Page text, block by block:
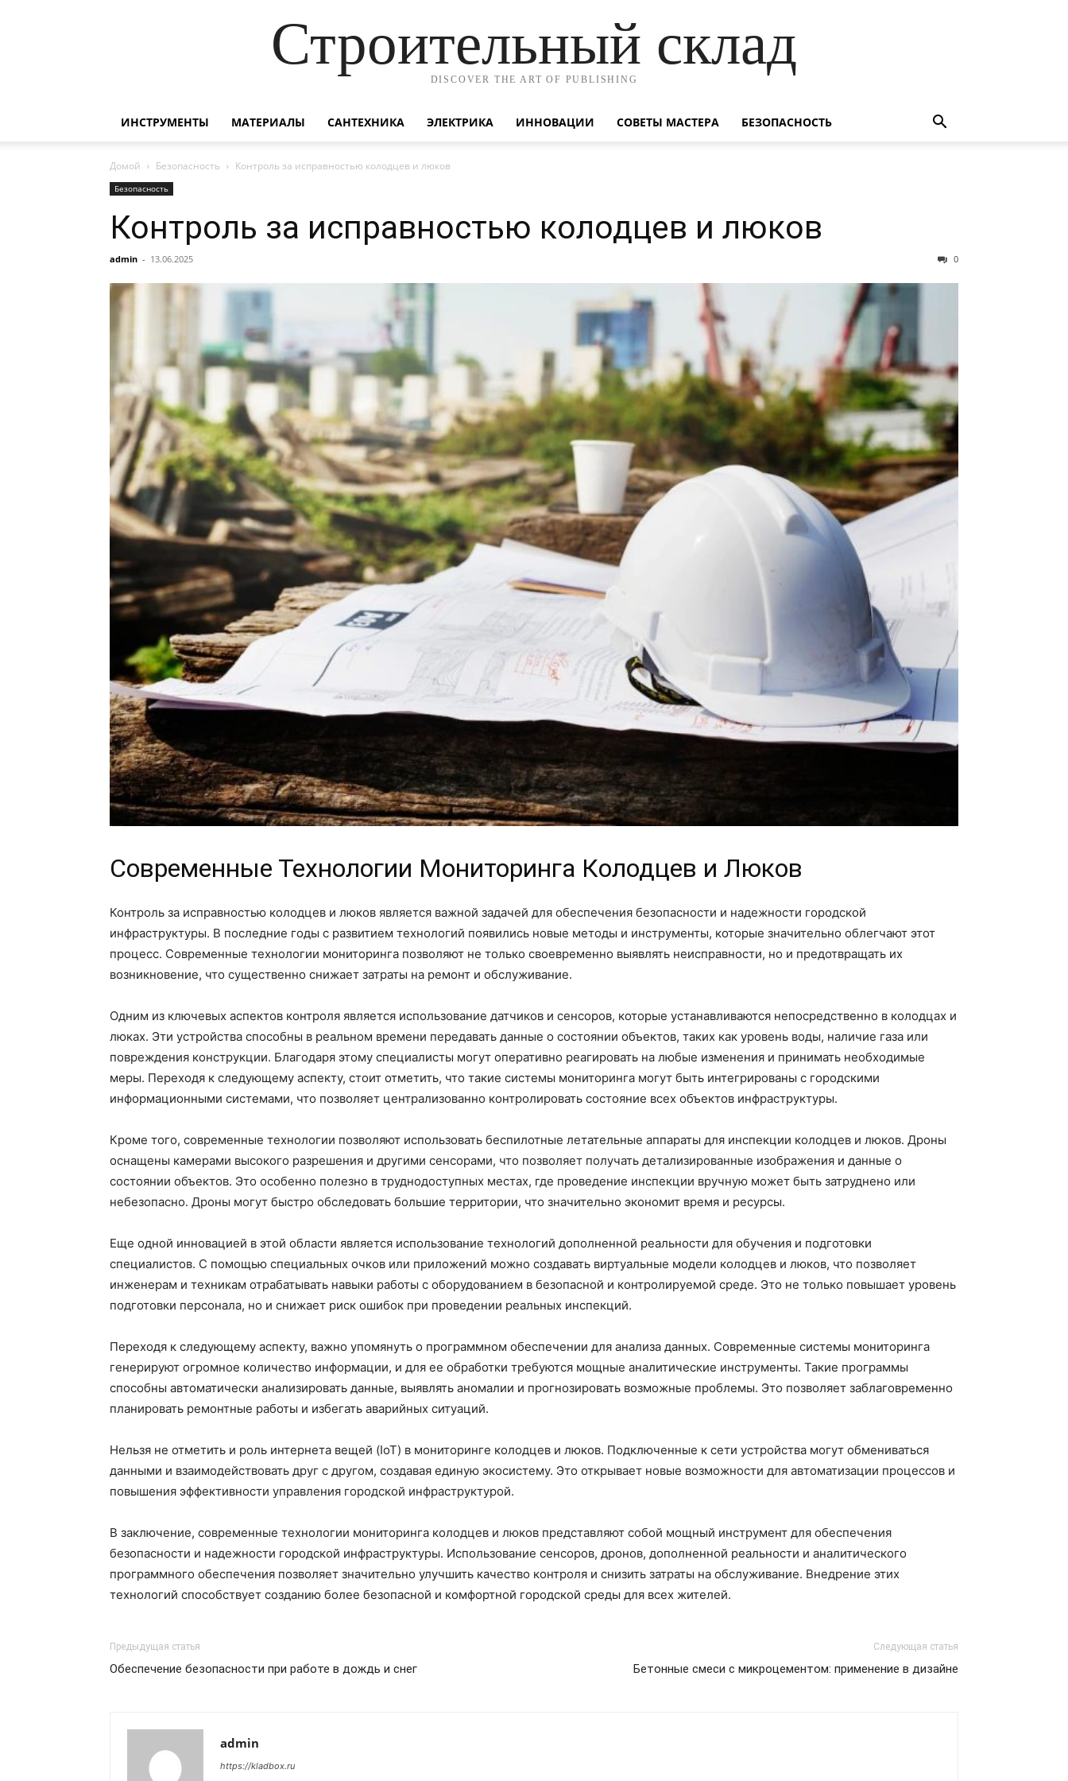
Строительный склад
DISCOVER THE ART OF PUBLISHING
ИНСТРУМЕНТЫ МАТЕРИАЛЫ САНТЕХНИКА ЭЛЕКТРИКА ИННОВАЦИИ СОВЕТЫ МАСТЕРА БЕЗОПАСНОСТЬ
Домой Безопасность Контроль за исправностью колодцев и люков
Безопасность
Контроль за исправностью колодцев и люков
admin - 13.06.2025 0
Современные Технологии Мониторинга Колодцев и Люков
Контроль за исправностью колодцев и люков является важной задачей для обеспечения безопасности и надежности городской
инфраструктуры. В последние годы с развитием технологий появились новые методы и инструменты, которые значительно облегчают этот
процесс. Современные технологии мониторинга позволяют не только своевременно выявлять неисправности, но и предотвращать их
возникновение, что существенно снижает затраты на ремонт и обслуживание.
Одним из ключевых аспектов контроля является использование датчиков и сенсоров, которые устанавливаются непосредственно в колодцах и
люках. Эти устройства способны в реальном времени передавать данные о состоянии объектов, таких как уровень воды, наличие газа или
повреждения конструкции. Благодаря этому специалисты могут оперативно реагировать на любые изменения и принимать необходимые
меры. Переходя к следующему аспекту, стоит отметить, что такие системы мониторинга могут быть интегрированы с городскими
информационными системами, что позволяет централизованно контролировать состояние всех объектов инфраструктуры.
Кроме того, современные технологии позволяют использовать беспилотные летательные аппараты для инспекции колодцев и люков. Дроны
оснащены камерами высокого разрешения и другими сенсорами, что позволяет получать детализированные изображения и данные о
состоянии объектов. Это особенно полезно в труднодоступных местах, где проведение инспекции вручную может быть затруднено или
небезопасно. Дроны могут быстро обследовать большие территории, что значительно экономит время и ресурсы.
Еще одной инновацией в этой области является использование технологий дополненной реальности для обучения и подготовки
специалистов. С помощью специальных очков или приложений можно создавать виртуальные модели колодцев и люков, что позволяет
инженерам и техникам отрабатывать навыки работы с оборудованием в безопасной и контролируемой среде. Это не только повышает уровень
подготовки персонала, но и снижает риск ошибок при проведении реальных инспекций.
Переходя к следующему аспекту, важно упомянуть о программном обеспечении для анализа данных. Современные системы мониторинга
генерируют огромное количество информации, и для ее обработки требуются мощные аналитические инструменты. Такие программы
способны автоматически анализировать данные, выявлять аномалии и прогнозировать возможные проблемы. Это позволяет заблаговременно
планировать ремонтные работы и избегать аварийных ситуаций.
Нельзя не отметить и роль интернета вещей (IoT) в мониторинге колодцев и люков. Подключенные к сети устройства могут обмениваться
данными и взаимодействовать друг с другом, создавая единую экосистему. Это открывает новые возможности для автоматизации процессов и
повышения эффективности управления городской инфраструктурой.
В заключение, современные технологии мониторинга колодцев и люков представляют собой мощный инструмент для обеспечения
безопасности и надежности городской инфраструктуры. Использование сенсоров, дронов, дополненной реальности и аналитического
программного обеспечения позволяет значительно улучшить качество контроля и снизить затраты на обслуживание. Внедрение этих
технологий способствует созданию более безопасной и комфортной городской среды для всех жителей.
Предыдущая статья
Обеспечение безопасности при работе в дождь и снег
Следующая статья
Бетонные смеси с микроцементом: применение в дизайне
admin
https://kladbox.ru